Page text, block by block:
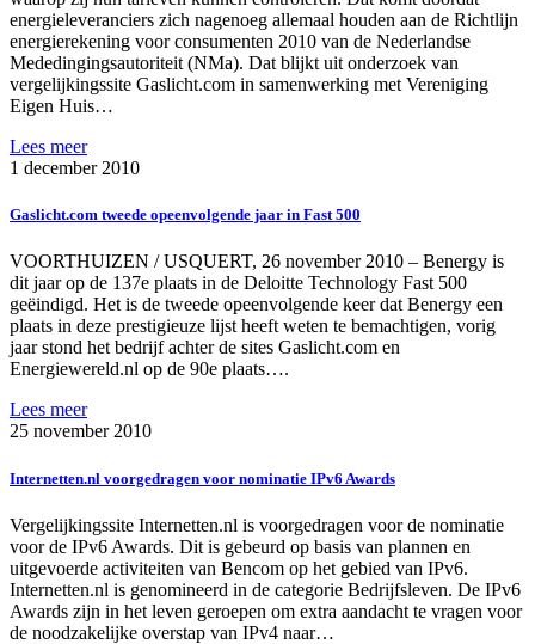
energieleveranciers zich nagenoeg allemaal houden aan de Richtlijn
energierekening voor consumenten 2010 van de Nederlandse
Mededingingsautoriteit (NMa). Dat blijkt uit onderzoek van
vergelijkingssite Gaslicht.com in samenwerking met Vereniging
Eigen Huis…
Lees meer
1 december 2010
Gaslicht.com tweede opeenvolgende jaar in Fast 500
VOORTHUIZEN / USQUERT, 26 november 2010 – Benergy is
dit jaar op de 137e plaats in de Deloitte Technology Fast 500
geëindigd. Het is de tweede opeenvolgende keer dat Benergy een
plaats in deze prestigieuze lijst heeft weten te bemachtigen, vorig
jaar stond het bedrijf achter de sites Gaslicht.com en
Energiewereld.nl op de 90e plaats….
Lees meer
25 november 2010
Internetten.nl voorgedragen voor nominatie IPv6 Awards
Vergelijkingssite Internetten.nl is voorgedragen voor de nominatie
voor de IPv6 Awards. Dit is gebeurd op basis van plannen en
uitgevoerde activiteiten van Bencom op het gebied van IPv6.
Internetten.nl is genomineerd in de categorie Bedrijfsleven. De IPv6
Awards zijn in het leven geroepen om extra aandacht te vragen voor
de noodzakelijke overstap van IPv4 naar…